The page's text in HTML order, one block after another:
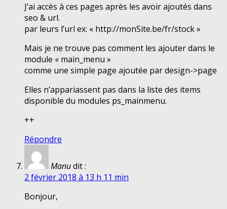
J’ai accès à ces pages après les avoir ajoutés dans
seo & url.
par leurs l’url ex: « http://monSite.be/fr/stock »
Mais je ne trouve pas comment les ajouter dans le
module « main_menu »
comme une simple page ajoutée par design->page
Elles n’appariassent pas dans la liste des items
disponible du modules ps_mainmenu.
++
Répondre
Manudit :
2 février 2018 à 13 h 11 min
Bonjour,